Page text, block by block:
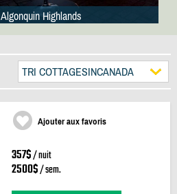
Algonquin Highlands
TRI COTTAGESINCANADA
Ajouter aux favoris
357$/ nuit
2500$/ sem.